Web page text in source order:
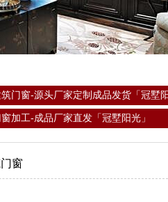
门窗-源头厂家定制成品发货「冠墅阳
加工-成品厂家直发「冠墅阳光」
窗